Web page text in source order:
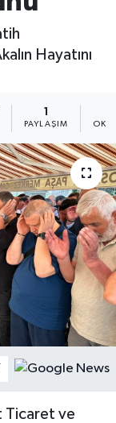
Hayatını
1
PAYLAŞIM
Ticaret ve